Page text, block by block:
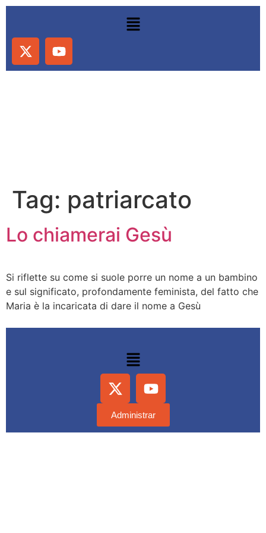
Tag: patriarcato
Lo chiamerai Gesù
Si riflette su come si suole porre un nome a un bambino
e sul significato, profondamente feminista, del fatto che
Maria è la incaricata di dare il nome a Gesù
Administrar